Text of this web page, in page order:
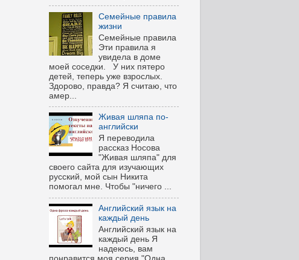
Семейные правила
жизни
Семейные правила
Эти правила я
увидела в доме
моей соседки. У них пятеро
детей, теперь уже взрослых.
Здорово, правда? Я считаю, что
амер...
Живая шляпа по-
английски
Я переводила
рассказ Носова
"Живая шляпа" для
своего сайта для изучающих
русский, мой сын Никита
помогал мне. Чтобы "ничего ...
Английский язык на
каждый день
Английский язык на
каждый день Я
надеюсь, вам